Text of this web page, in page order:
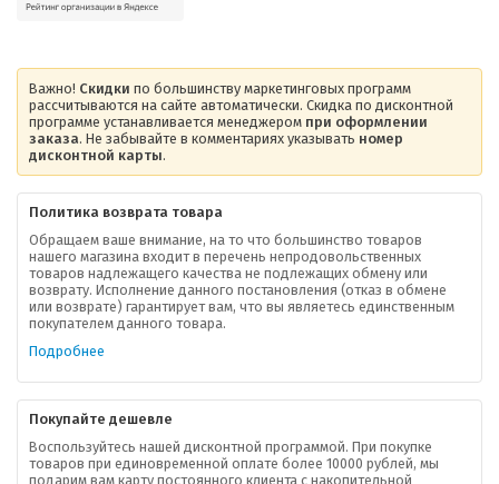
Важно! Скидки по большинству маркетинговых программ
рассчитываются на сайте автоматически. Скидка по дисконтной
программе устанавливается менеджером при оформлении
заказа. Не забывайте в комментариях указывать номер
дисконтной карты.
Политика возврата товара
Обращаем ваше внимание, на то что большинство товаров
нашего магазина входит в перечень непродовольственных
товаров надлежащего качества не подлежащих обмену или
возврату. Исполнение данного постановления (отказ в обмене
или возврате) гарантирует вам, что вы являетесь единственным
покупателем данного товара.
Подробнее
Покупайте дешевле
Воспользуйтесь нашей дисконтной программой. При покупке
товаров при единовременной оплате более 10000 рублей, мы
подарим вам карту постоянного клиента с накопительной
О компании
Ваша скидка
Контактная информация
В помощь покупателю